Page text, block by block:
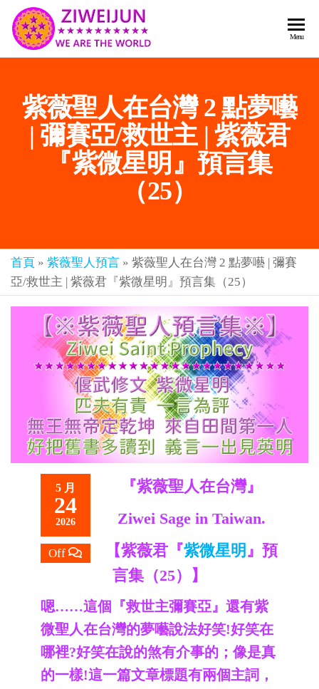
紫薇
《推
背
圖》
預
言-
君寰
宇傳
奇官
網
世
主
樂
章-
人
人
都
亞-
個
個
是
救
世
主
Menu
紫薇聖人在台灣 2 點夢囈
| 彌賽亞/救世主 | 紫薇君
『紫微星明』預言集
（25）
首頁 » 紫薇聖人預言 » 紫薇聖人在台灣 2 點夢囈 | 彌賽
亞/救世主 | 紫薇君『紫微星明』預言集（25）
5 月
24
2026
Off
『紫薇聖人在台灣』
Ziwei Sage in Taiwan.
【紫薇君『紫微星明 』預
言集（25）】
嗯……這個『救世主彌賽亞』還有紫
微聖人在台灣的夢囈說法好笑!好笑在
哪裡?好笑在說的煞有介事的； 像是真
的一樣!這一篇文章標題有兩個主詞，